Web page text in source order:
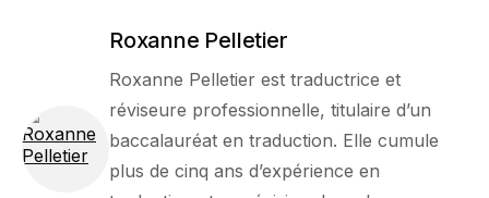
Roxanne Pelletier
Roxanne Pelletier est traductrice et
réviseure professionnelle, titulaire d’un
baccalauréat en traduction. Elle cumule
plus de cinq ans d’expérience en